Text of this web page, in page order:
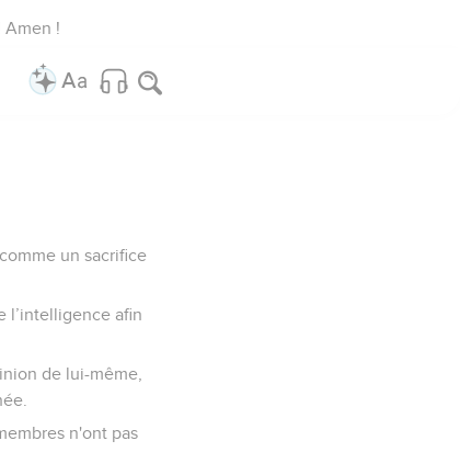
Amen !
un sacrifice
l’intelligence afin
de lui-même,
n'ont pas